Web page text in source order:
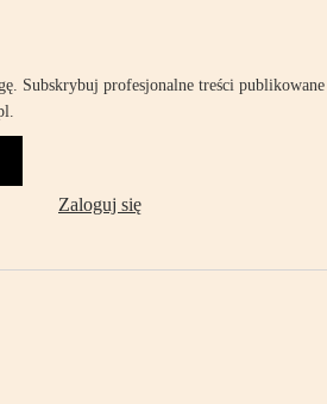
Subskrybuj profesjonalne treści publikowane
Zaloguj się